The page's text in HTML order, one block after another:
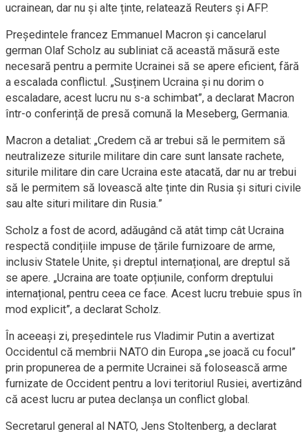
ucrainean, dar nu și alte ținte, relatează Reuters și AFP.
Președintele francez Emmanuel Macron și cancelarul
german Olaf Scholz au subliniat că această măsură este
necesară pentru a permite Ucrainei să se apere eficient, fără
a escalada conflictul. „Susținem Ucraina și nu dorim o
escaladare, acest lucru nu s-a schimbat”, a declarat Macron
într-o conferință de presă comună la Meseberg, Germania.
Macron a detaliat: „Credem că ar trebui să le permitem să
neutralizeze siturile militare din care sunt lansate rachete,
siturile militare din care Ucraina este atacată, dar nu ar trebui
să le permitem să lovească alte ținte din Rusia și situri civile
sau alte situri militare din Rusia.”
Scholz a fost de acord, adăugând că atât timp cât Ucraina
respectă condițiile impuse de țările furnizoare de arme,
inclusiv Statele Unite, și dreptul internațional, are dreptul să
se apere. „Ucraina are toate opțiunile, conform dreptului
internațional, pentru ceea ce face. Acest lucru trebuie spus în
mod explicit”, a declarat Scholz.
În aceeași zi, președintele rus Vladimir Putin a avertizat
Occidentul că membrii NATO din Europa „se joacă cu focul”
prin propunerea de a permite Ucrainei să folosească arme
furnizate de Occident pentru a lovi teritoriul Rusiei, avertizând
că acest lucru ar putea declanșa un conflict global.
Secretarul general al NATO, Jens Stoltenberg, a declarat